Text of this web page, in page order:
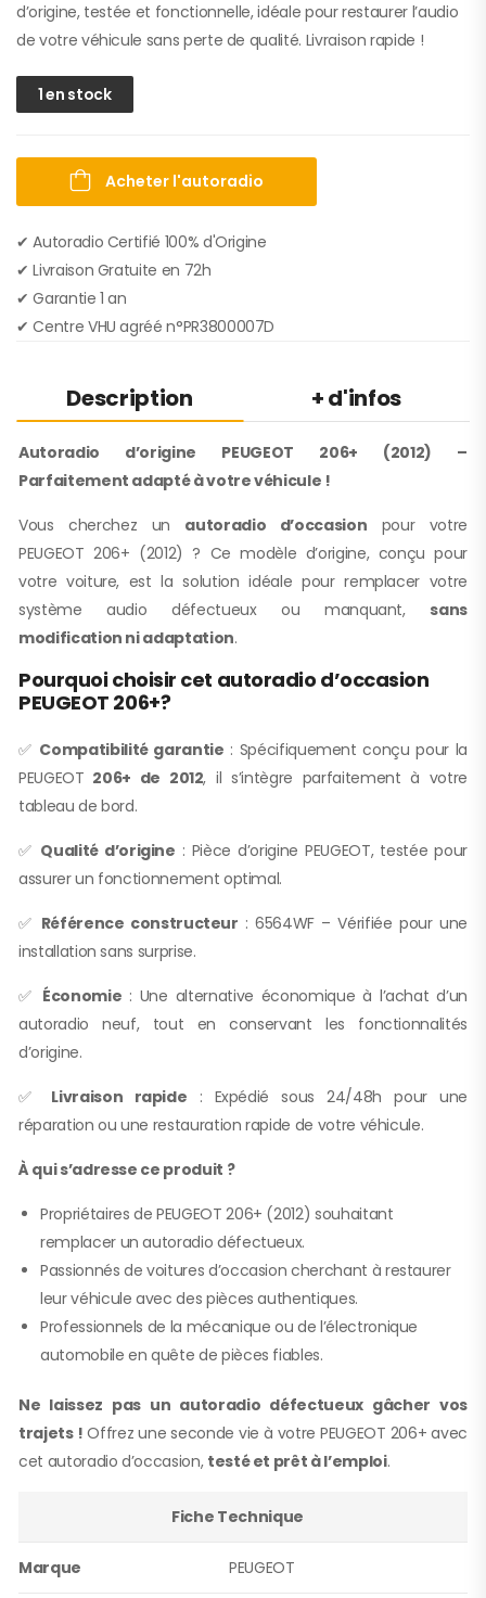
d’origine, testée et fonctionnelle, idéale pour restaurer l’audio
de votre véhicule sans perte de qualité. Livraison rapide !
1 en stock
Acheter l'autoradio
✔ Autoradio Certifié 100% d'Origine
✔︎ Livraison Gratuite en 72h
✔︎ Garantie 1 an
✔︎ Centre VHU agréé n°PR3800007D
Description + d'infos
Autoradio d’origine PEUGEOT 206+ (2012) –
Parfaitement adapté à votre véhicule !
Vous cherchez un autoradio d’occasion pour votre
PEUGEOT 206+ (2012) ? Ce modèle d’origine, conçu pour
votre voiture, est la solution idéale pour remplacer votre
système audio défectueux ou manquant, sans
modification ni adaptation.
Pourquoi choisir cet autoradio d’occasion
PEUGEOT 206+?
✅ Compatibilité garantie : Spécifiquement conçu pour la
PEUGEOT 206+ de 2012, il s’intègre parfaitement à votre
tableau de bord.
✅ Qualité d’origine : Pièce d’origine PEUGEOT, testée pour
assurer un fonctionnement optimal.
✅ Référence constructeur : 6564WF – Vérifiée pour une
installation sans surprise.
✅ Économie : Une alternative économique à l’achat d’un
autoradio neuf, tout en conservant les fonctionnalités
d’origine.
✅ Livraison rapide : Expédié sous 24/48h pour une
réparation ou une restauration rapide de votre véhicule.
À qui s’adresse ce produit ?
Propriétaires de PEUGEOT 206+ (2012) souhaitant
remplacer un autoradio défectueux.
Passionnés de voitures d’occasion cherchant à restaurer
leur véhicule avec des pièces authentiques.
Professionnels de la mécanique ou de l’électronique
automobile en quête de pièces fiables.
Ne laissez pas un autoradio défectueux gâcher vos
trajets ! Offrez une seconde vie à votre PEUGEOT 206+ avec
cet autoradio d’occasion, testé et prêt à l’emploi.
Fiche Technique
Marque PEUGEOT